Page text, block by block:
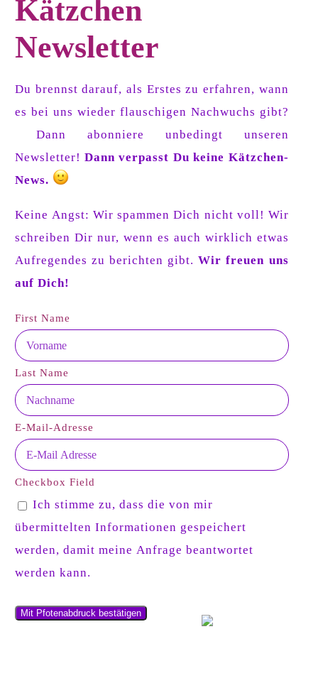
Kätzchen
Newsletter
Du brennst darauf, als Erstes zu erfahren, wann
es bei uns wieder flauschigen Nachwuchs gibt?
Dann abonniere unbedingt unseren
Newsletter! Dann verpasst Du keine Kätzchen-
News.
Keine Angst: Wir spammen Dich nicht voll! Wir
schreiben Dir nur, wenn es auch wirklich etwas
Aufregendes zu berichten gibt. Wir freuen uns
auf Dich!
First Name
Last Name
E-Mail-Adresse
Checkbox Field
Ich stimme zu, dass die von mir
übermittelten Informationen gespeichert
werden, damit meine Anfrage beantwortet
werden kann.
Mit Pfotenabdruck bestätigen